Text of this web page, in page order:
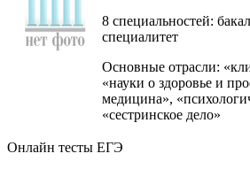
8 специальностей:
специалитет
Основные отрасли:
«науки о здоровье и
медицина»,
«сестринское дело»
Онлайн тесты ЕГЭ